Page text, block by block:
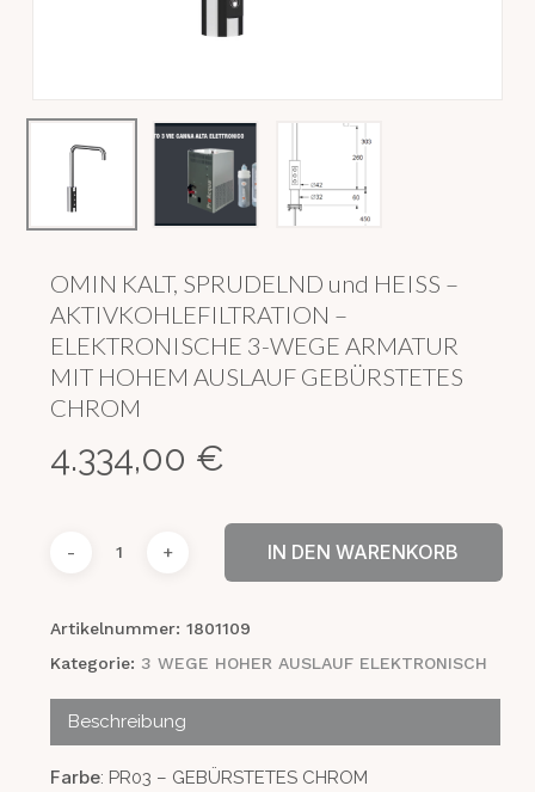
OMIN KALT, SPRUDELND und HEISS –
AKTIVKOHLEFILTRATION –
ELEKTRONISCHE 3-WEGE ARMATUR
MIT HOHEM AUSLAUF GEBÜRSTETES
CHROM
4.334,00 €
IN DEN WARENKORB
Artikelnummer: 1801109
Kategorie: 3 WEGE HOHER AUSLAUF ELEKTRONISCH
Beschreibung
Farbe: PR03 – GEBÜRSTETES CHROM